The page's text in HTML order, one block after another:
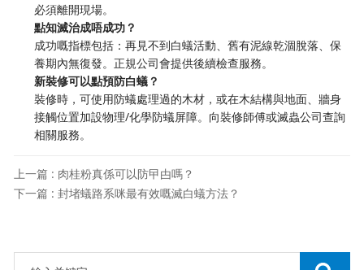
必須離開現場。
點知滅治成唔成功？
成功嘅指標包括：再見不到白蟻活動、舊有泥線乾涸脫落、保
養期內無復發。正規公司會提供後續檢查服務。
新裝修可以點預防白蟻？
裝修時，可使用防蟻處理過的木材，或在木結構與地面、牆身
接觸位置加設物理/化學防蟻屏障。向裝修師傅或滅蟲公司查詢
相關服務。
上一篇 : 肉桂粉真係可以防曱甴嗎？
下一篇 : 封堵蟻路系咪最有效嘅滅白蟻方法？